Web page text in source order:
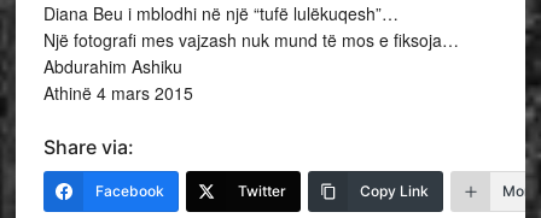
Diana Beu i mblodhi në një “tufë lulëkuqesh”…
Një fotografi mes vajzash nuk mund të mos e fiksoja…
Abdurahim Ashiku
Athinë 4 mars 2015
Share via:
Facebook Twitter Copy Link More